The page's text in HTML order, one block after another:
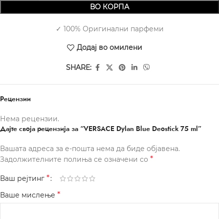
ВО КОРПА
✓ 100% Оригинални парфеми
Додај во омилени
SHARE:
Рецензии
Нема рецензии.
Дајте своја рецензија за “VERSACE Dylan Blue Deostick 75 ml”
Вашата адреса за е-пошта нема да биде објавена.
Задолжителните полиња се означени со *
Ваш рејтинг *
Ваше мислење *